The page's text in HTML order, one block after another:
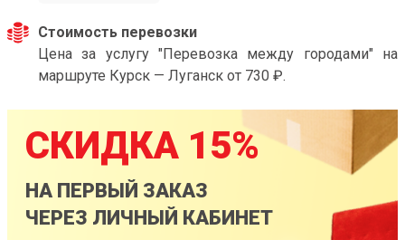
Стоимость перевозки
Цена за услугу "Перевозка между городами" на
маршруте Курск — Луганск от 730 ₽.
СКИДКА 15%
НА ПЕРВЫЙ ЗАКАЗ
ЧЕРЕЗ ЛИЧНЫЙ КАБИНЕТ